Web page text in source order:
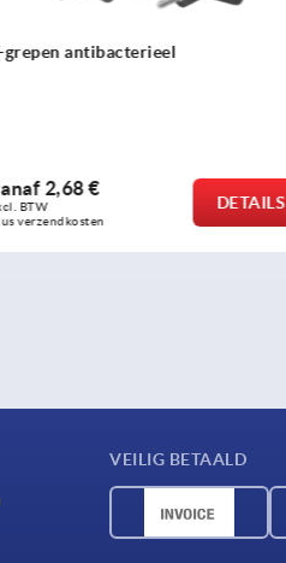
grepen visueel detecteerbaar
5,09 €
BTW
verzendkosten
DETAILS
VEILIG BETAALD